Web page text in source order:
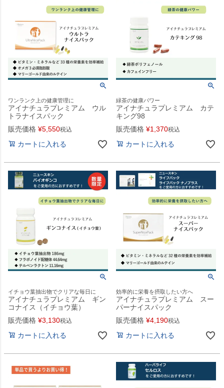
ワンランク上の健康管理に
アイナチュラプレミアム ウル
トラナイスパック
販売価格 ¥5,550税込
カートに入れる
緑茶の健康パワー
アイナチュラプレミアム カテ
キング98
販売価格 ¥1,370税込
カートに入れる
イチョウ葉抽出物でクリアな毎日に
アイナチュラプレミアム ギン
コナイス（イチョウ葉）
販売価格 ¥3,130税込
カートに入れる
効率的に栄養を摂取したい方へ
アイナチュラプレミアム スー
パーナイスパック
販売価格 ¥4,190税込
カートに入れる